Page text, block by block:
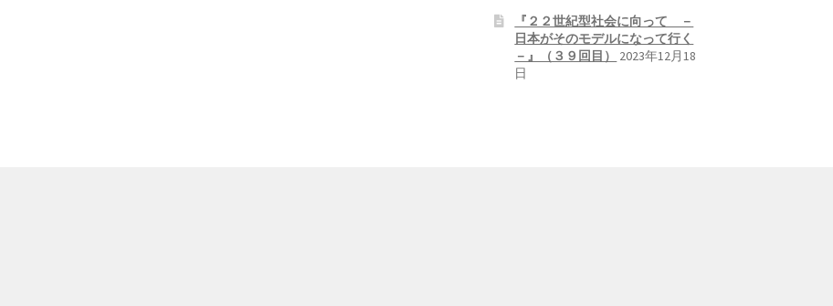
『２２世紀型社会に向って －
日本がそのモデルになって行く
－』（３９回目）
2023年12月18
日